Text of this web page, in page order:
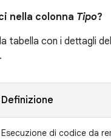
nella colonna Tipo?
tabella con i dettagli
Definizione
Esecuzione di codice da